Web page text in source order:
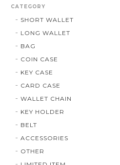
CATEGORY
SHORT WALLET
LONG WALLET
BAG
COIN CASE
KEY CASE
CARD CASE
WALLET CHAIN
KEY HOLDER
BELT
ACCESSORIES
OTHER